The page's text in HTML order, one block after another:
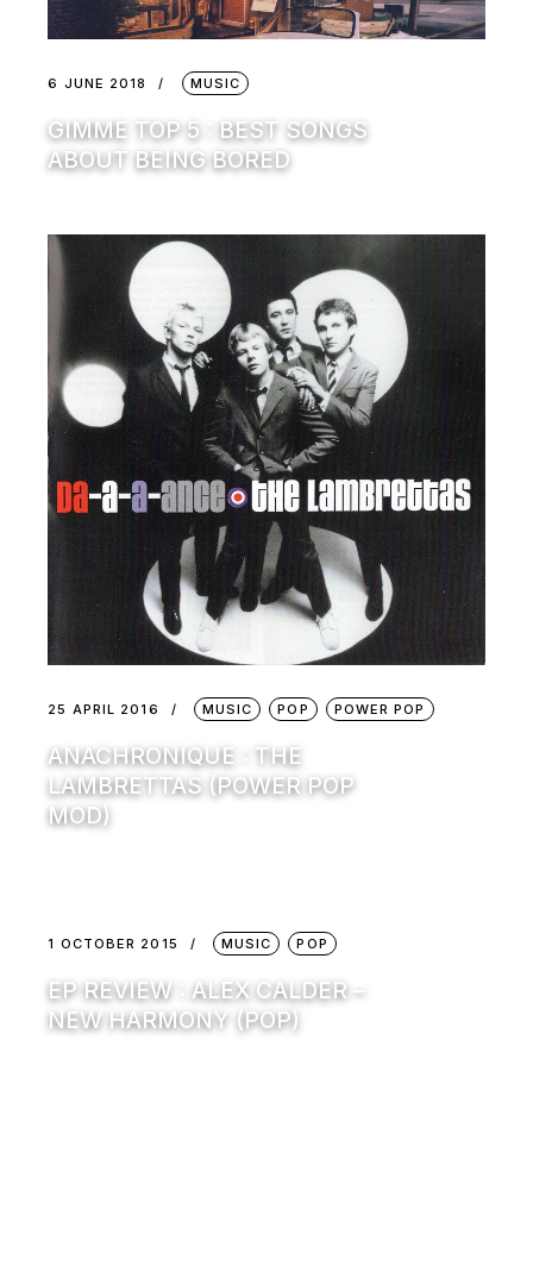
6 JUNE 2018 MUSIC
GIMME TOP 5 : BEST SONGS
ABOUT BEING BORED
25 APRIL 2016 MUSIC POP POWER POP
ANACHRONIQUE : THE
LAMBRETTAS (POWER POP
MOD)
1 OCTOBER 2015 MUSIC POP
EP REVIEW : ALEX CALDER –
NEW HARMONY (POP)